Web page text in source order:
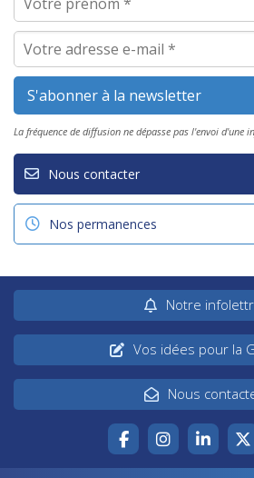
La fréquence de diffusion ne dépasse pas l'envoi
Nous contacter
Nos permanences
Notre
Vos idées pour la
Nous